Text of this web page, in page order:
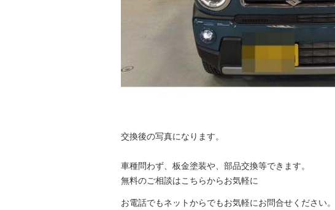
交換後の写真になります。
車種問わず、板金塗装や、部品交換等できます。
無料のご相談はこちらからお気軽に
お電話でもネットからでもお気軽にお問合せください。